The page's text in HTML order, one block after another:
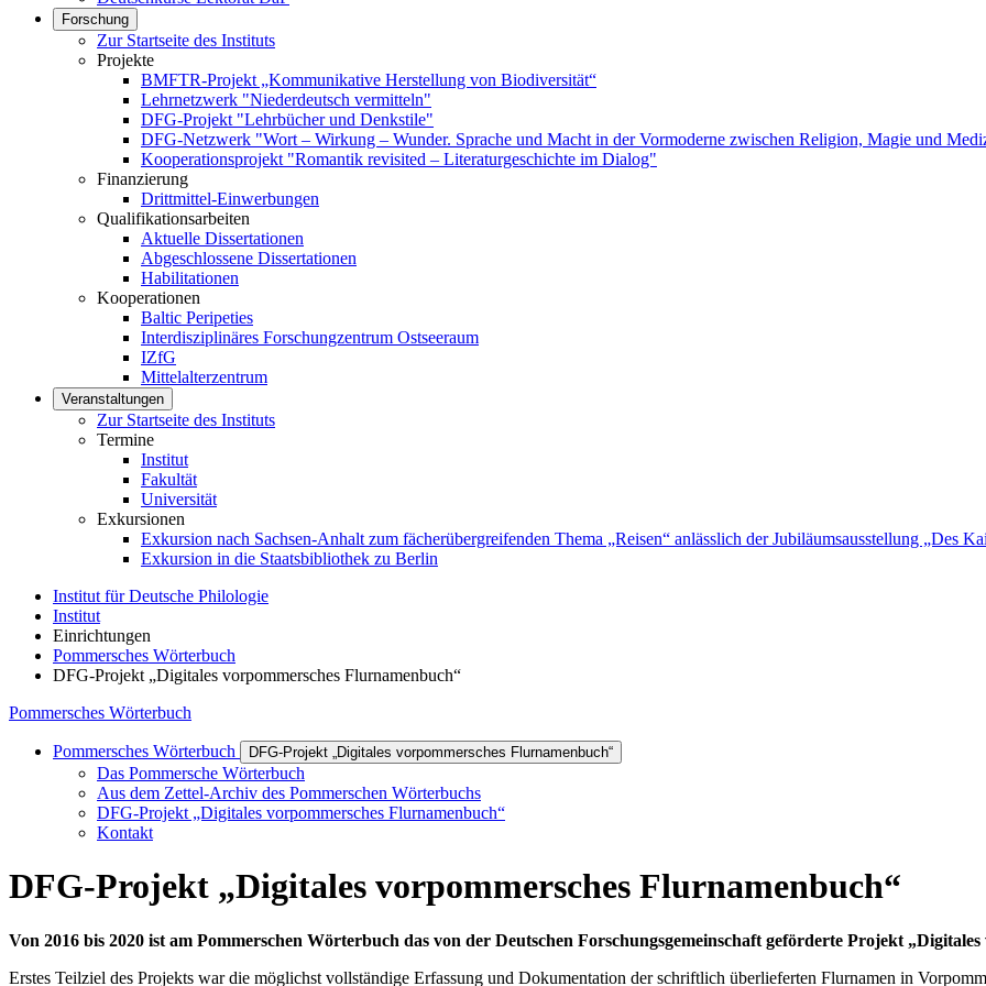
Forschung
Zur Startseite des Instituts
Projekte
BMFTR-Projekt „Kommunikative Herstellung von Biodiversität“
Lehrnetzwerk "Niederdeutsch vermitteln"
DFG-Projekt "Lehrbücher und Denkstile"
DFG-Netzwerk "Wort – Wirkung – Wunder. Sprache und Macht in der Vormoderne zwischen Religion, Magie und
Kooperationsprojekt "Romantik revisited – Literaturgeschichte im Dialog"
Finanzierung
Drittmittel-Einwerbungen
Qualifikationsarbeiten
Aktuelle Dissertationen
Abgeschlossene Dissertationen
Habilitationen
Kooperationen
Baltic Peripeties
Interdisziplinäres Forschungzentrum Ostseeraum
IZfG
Mittelalterzentrum
Veranstaltungen
Zur Startseite des Instituts
Termine
Institut
Fakultät
Universität
Exkursionen
Exkursion nach Sachsen-Anhalt zum fächerübergreifenden Thema „Reisen“ anlässlich der Jubiläumsausstellung „Des
Exkursion in die Staatsbibliothek zu Berlin
Institut für Deutsche Philologie
Institut
Einrichtungen
Pommersches Wörterbuch
DFG-Projekt „Digitales vorpommersches Flurnamenbuch“
Pommersches Wörterbuch
Pommersches Wörterbuch DFG-Projekt „Digitales vorpommersches Flurnamenbuch“
Das Pommersche Wörterbuch
Aus dem Zettel-Archiv des Pommerschen Wörterbuchs
DFG-Projekt „Digitales vorpommersches Flurnamenbuch“
Kontakt
DFG-Projekt „Digitales vorpommersches Flurnamenbuch“
Von 2016 bis 2020 ist am Pommerschen Wörterbuch das von der Deutschen Forschungsgemeinschaft geförderte Projekt
Erstes Teilziel des Projekts war die möglichst vollständige Erfassung und Dokumentation der schriftlich überlieferten Flurnamen in